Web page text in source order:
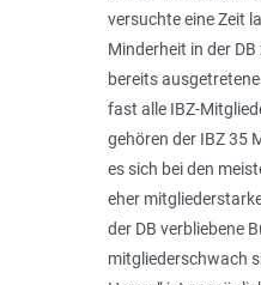
versuchte eine Zeit
Minderheit in der
bereits
fast alle IBZ-
gehören der IBZ 35
es sich bei den
eher
der DB verbliebene
mitgliederschwach